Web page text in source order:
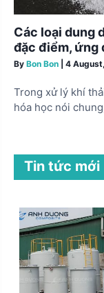
Các loại dung
đặc điểm, ứng
By Bon Bon 4
Trong xử lý khí
hóa học nói
Tin tức mới